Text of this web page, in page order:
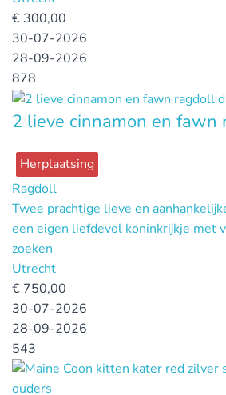
€ 300,00
30-07-2026
28-09-2026
878
2 lieve cinnamon en fawn
Herplaatsing
Ragdoll
Twee prachtige lieve en
een eigen liefdevol koninkrijkje met
zoeken
Utrecht
€ 750,00
30-07-2026
28-09-2026
543